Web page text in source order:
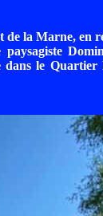
de la Marne, en
dans le